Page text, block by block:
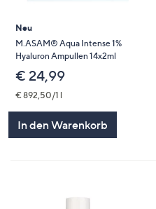
um
diese
anzuzeigen.
Neu
M.ASAM® Aqua Intense 1%
Hyaluron Ampullen 14x2ml
€ 24,99
€ 892,50/1 l
In den Warenkorb